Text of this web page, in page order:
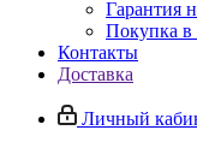
Гарантия
Покупка в
Контакты
Доставка
Личный